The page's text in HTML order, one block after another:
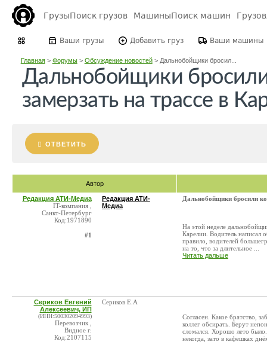
ГрузыПоиск грузов МашиныПоиск машин
Ваши грузы Добавить груз Ваши машины
Главная> Форумы> Обсуждение новостей> Дальнобойщики бросил...
Дальнобойщики
замерзать на трассе в
ОТВЕТИТЬ
Автор
Редакция АТИ-Медиа
IT-компания ,
Санкт-Петербург
Код:1971890
#1
Редакция АТИ-
Медиа
Дальнобойщики бросили
На этой неделе
Карелии. Водитель написал
правило, водителей
на то, что за длительное ...
Читать дальше
Сериков Евгений
Алексеевич, ИП
(ИНН:500302094993)
Перевозчик ,
Видное г.
Код:2107115
Сериков Е.А
Согласен. Какое братство,
коллег обсирать. Берут
сломался. Хорошо лето
некогда, зато в кафешках